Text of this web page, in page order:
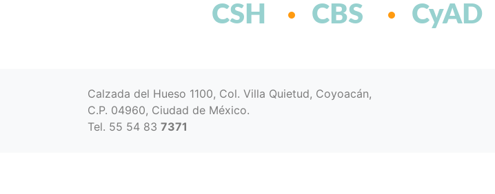
CSH CBS CyAD
Calzada del Hueso 1100, Col. Villa Quietud, Coyoacán,
C.P. 04960, Ciudad de México.
Tel. 55 54 83 7371